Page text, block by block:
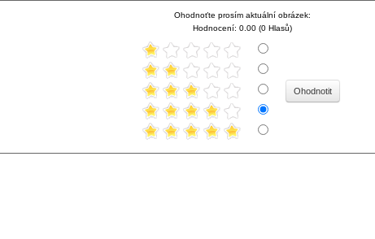
Ohodnoťte prosím aktuální obrázek:
Hodnocení: 0.00 (0 Hlasů)